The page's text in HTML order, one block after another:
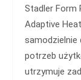
Stadler Form
Adaptive
potrzeb
utrzymuje